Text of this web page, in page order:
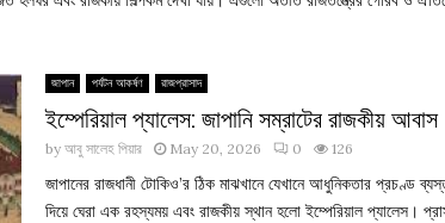
জাপান পর্যটন আকর্ষণ রাজপ্রাসাদ
ইম্পেরিয়াল প্যালেস: জাপানি সম্রাটের রাজকীয় আবাস
byআবু সালেহ পিয়ার May 20, 2026 0 126
জাপানের রাজধানী টোকিও’র ঠিক মাঝখানে যেখানে আধুনিকতার প্রচণ্ড
দিয়ে ঘেরা এক রহস্যময় এবং রাজকীয় স্থান হলো ইম্পেরিয়াল প্যালেস।